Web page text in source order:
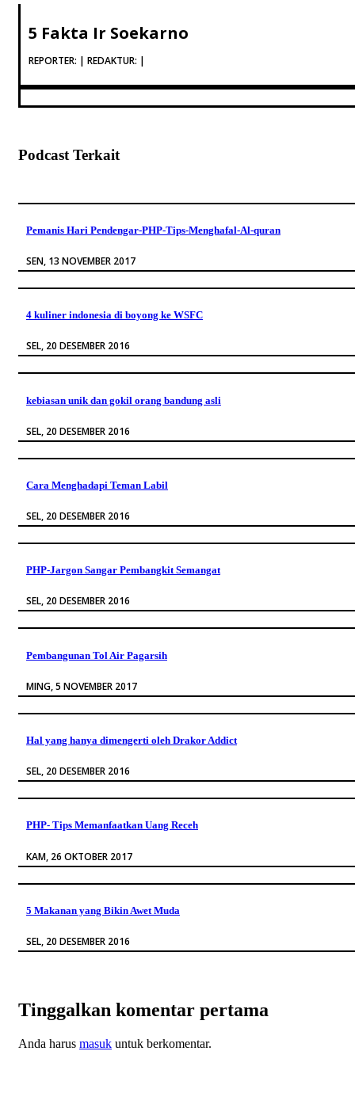
5 Fakta Ir Soekarno
REPORTER: | REDAKTUR: |
Podcast Terkait
Pemanis Hari Pendengar-PHP-Tips-Menghafal-Al-quran
SEN, 13 NOVEMBER 2017
4 kuliner indonesia di boyong ke WSFC
SEL, 20 DESEMBER 2016
kebiasan unik dan gokil orang bandung asli
SEL, 20 DESEMBER 2016
Cara Menghadapi Teman Labil
SEL, 20 DESEMBER 2016
PHP-Jargon Sangar Pembangkit Semangat
SEL, 20 DESEMBER 2016
Pembangunan Tol Air Pagarsih
MING, 5 NOVEMBER 2017
Hal yang hanya dimengerti oleh Drakor Addict
SEL, 20 DESEMBER 2016
PHP- Tips Memanfaatkan Uang Receh
KAM, 26 OKTOBER 2017
5 Makanan yang Bikin Awet Muda
SEL, 20 DESEMBER 2016
Tinggalkan komentar pertama
Anda harus masuk untuk berkomentar.